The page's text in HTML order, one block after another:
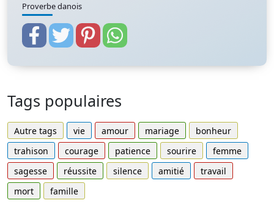
Proverbe danois
Tags populaires
Autre tags vie amour mariage
bonheur
trahison
courage patience sourire
femme
sagesse
réussite silence amitié
travail
mort
famille